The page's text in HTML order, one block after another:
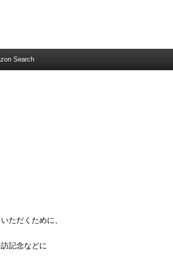
Search
ただくために、
記念などに